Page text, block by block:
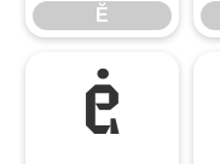
Ĕ
ė